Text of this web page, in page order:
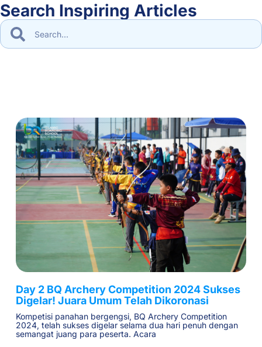
Search Inspiring Articles
Day 2 BQ Archery Competition 2024 Sukses
Digelar! Juara Umum Telah Dikoronasi
Kompetisi panahan bergengsi, BQ Archery Competition
2024, telah sukses digelar selama dua hari penuh dengan
semangat juang para peserta. Acara